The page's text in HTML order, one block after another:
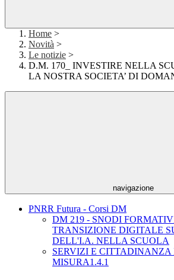
Home >
Novità >
Le notizie >
D.M. 170_ INVESTIRE NELLA
LA NOSTRA SOCIETA’ DI
navigazione
PNRR Futura - Corsi DM
DM 219 - SNODI
TRANSIZIONE DIGITALE
DELL'I.A. NELLA SCUOLA
SERVIZI E
MISURA1.4.1